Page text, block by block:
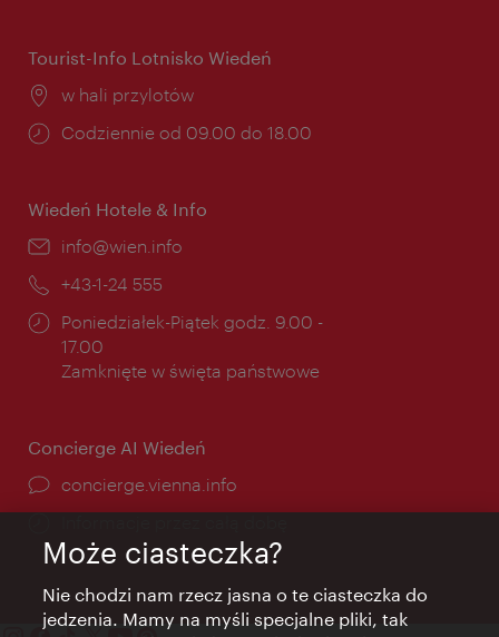
Tourist-Info Lotnisko Wiedeń
Miejsce:
w hali przylotów
Godziny
Codziennie od 09.00 do 18.00
Wiedeń Hotele & Info
E-
info@wien.info
Telefon:
+43-1-24 555
Godziny
otwarcia:
Poniedziałek-Piątek godz. 9.00 -
17.00
Zamknięte w święta państwowe
Concierge AI Wiedeń
concierge.vienna.info
Może ciasteczka?
Nie chodzi nam rzecz jasna o te ciasteczka do
jedzenia. Mamy na myśli specjalne pliki, tak